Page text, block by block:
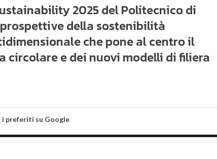
2025 del Politecnico di
della sostenibilità
che pone al centro il
circolare e dei nuovi modelli di filiera
i preferiti su Google